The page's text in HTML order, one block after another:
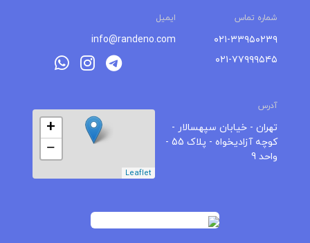
شماره تماس ایمیل
۰۲۱-۳۳۹۵۰۲۳۹
۰۲۱-۷۷۹۹۹۵۴۵
info@randeno.com
آدرس
تهران - خیابان سپهسالار -
کوچه آزادیخواه - پلاک 55 -
واحد 9
+
−
Leaflet